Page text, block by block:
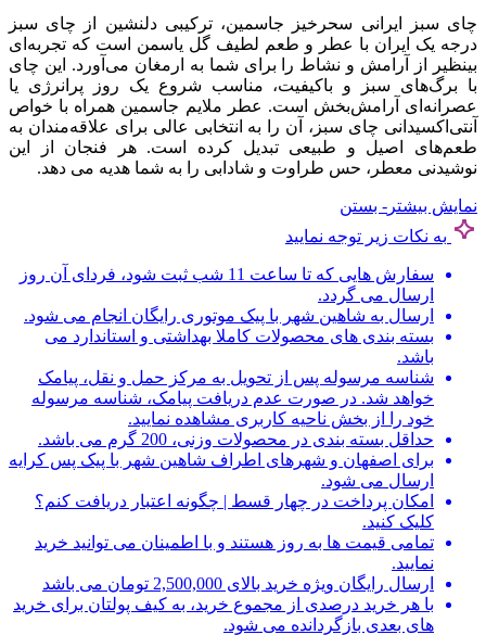
چای سبز ایرانی سحرخیز جاسمین، ترکیبی دلنشین از چای سبز
درجه یک ایران با عطر و طعم لطیف گل یاسمن است که تجربه‌ای
بینظیر از آرامش و نشاط را برای شما به ارمغان می‌آورد. این چای
با برگ‌های سبز و باکیفیت، مناسب شروع یک روز پرانرژی یا
عصرانه‌ای آرامش‌بخش است. عطر ملایم جاسمین همراه با خواص
آنتی‌اکسیدانی چای سبز، آن را به انتخابی عالی برای علاقه‌مندان به
طعم‌های اصیل و طبیعی تبدیل کرده است. هر فنجان از این
نوشیدنی معطر، حس طراوت و شادابی را به شما هدیه می‌ دهد.
نمایش بیشتر - بستن
به نکات زیر توجه نمایید
سفارش هایی که تا ساعت 11 شب ثبت شود، فردای آن روز
ارسال می گردد.
ارسال به شاهین شهر با پیک موتوری رایگان انجام می شود.
بسته بندی های محصولات کاملا بهداشتی و استاندارد می
باشد.
شناسه مرسوله پس از تحویل به مرکز حمل و نقل، پیامک
خواهد شد. در صورت عدم دریافت پیامک، شناسه مرسوله
خود را از بخش ناحیه کاربری مشاهده نمایید.
حداقل بسته بندی در محصولات وزنی، 200 گرم می باشد.
برای اصفهان و شهرهای اطراف شاهین شهر با پیک پس کرایه
ارسال می شود.
امکان پرداخت در چهار قسط | چگونه اعتبار دریافت کنم؟
کلیک کنید.
تمامی قیمت ها به روز هستند و با اطمینان می توانید خرید
نمایید.
ارسال رایگان ویژه خرید بالای 2,500,000 تومان می باشد
با هر خرید درصدی از مجموع خرید، به کیف پولتان برای خرید
های بعدی بازگردانده می شود.